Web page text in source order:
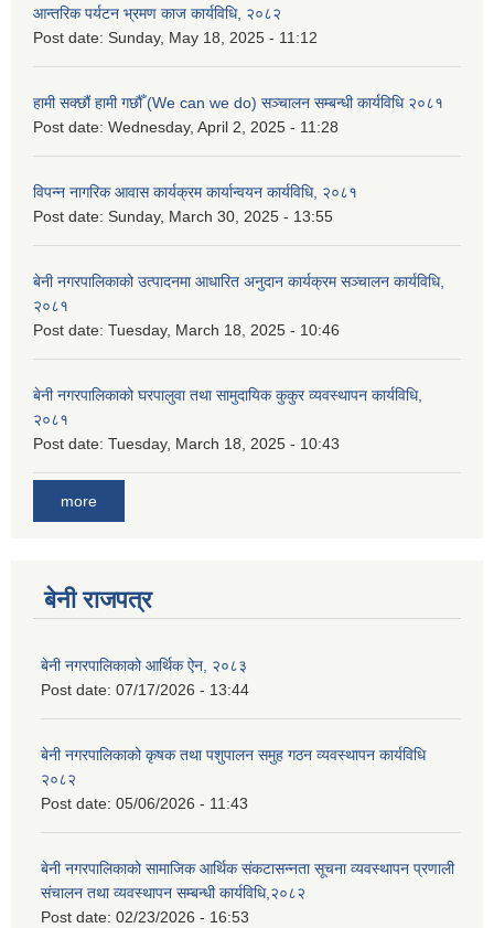
आन्तरिक पर्यटन भ्रमण काज कार्यविधि, २०८२
Post date: Sunday, May 18, 2025 - 11:12
हामी सक्छौं हामी गछौँ (We can we do) सञ्चालन सम्बन्धी कार्यविधि २०८१
Post date: Wednesday, April 2, 2025 - 11:28
विपन्न नागरिक आवास कार्यक्रम कार्यान्वयन कार्यविधि, २०८१
Post date: Sunday, March 30, 2025 - 13:55
बेनी नगरपालिकाको उत्पादनमा आधारित अनुदान कार्यक्रम सञ्‍चालन कार्यविधि,
२०८१
Post date: Tuesday, March 18, 2025 - 10:46
बेनी नगरपालिकाको घरपालुवा तथा सामुदायिक कुकुर व्यवस्थापन कार्यविधि,
२०८१
Post date: Tuesday, March 18, 2025 - 10:43
more
बेनी राजपत्र
बेनी नगरपालिकाको आर्थिक ऐन, २०८३
Post date: 07/17/2026 - 13:44
बेनी नगरपालिकाको कृषक तथा पशुपालन समुह गठन व्यवस्थापन कार्यविधि
२०८२
Post date: 05/06/2026 - 11:43
बेनी नगरपालिकाको सामाजिक आर्थिक संकटासन्नता सूचना व्यवस्थापन प्रणाली
संचालन तथा व्यवस्थापन सम्बन्धी कार्यविधि,२०८२
Post date: 02/23/2026 - 16:53